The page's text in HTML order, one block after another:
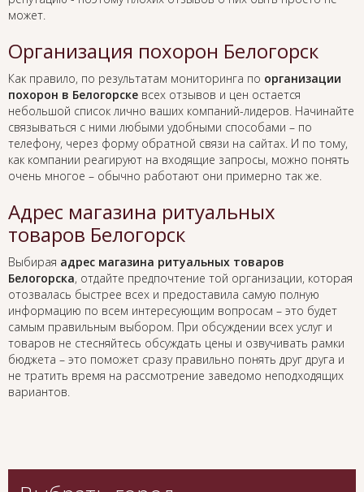
может.
Организация похорон Белогорск
Как правило, по результатам мониторинга по организации
похорон в Белогорске всех отзывов и цен остается
небольшой список лично ваших компаний-лидеров. Начинайте
связываться с ними любыми удобными способами – по
телефону, через форму обратной связи на сайтах. И по тому,
как компании реагируют на входящие запросы, можно понять
очень многое – обычно работают они примерно так же.
Адрес магазина ритуальных
товаров Белогорск
Выбирая адрес магазина ритуальных товаров
Белогорска, отдайте предпочтение той организации, которая
отозвалась быстрее всех и предоставила самую полную
информацию по всем интересующим вопросам – это будет
самым правильным выбором. При обсуждении всех услуг и
товаров не стесняйтесь обсуждать цены и озвучивать рамки
бюджета – это поможет сразу правильно понять друг друга и
не тратить время на рассмотрение заведомо неподходящих
вариантов.